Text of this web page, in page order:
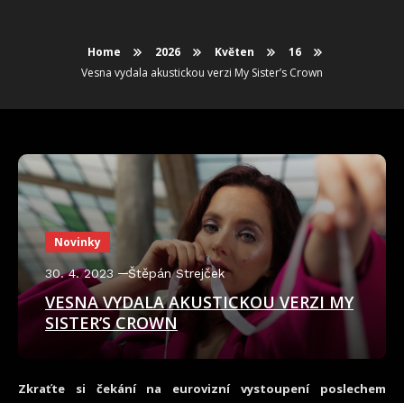
Home 2026 Květen
16
Vesna vydala akustickou verzi My Sister’s Crown
Novinky
30. 4. 2023 Štěpán Strejček
VESNA VYDALA AKUSTICKOU VERZI MY
SISTER’S CROWN
Zkraťte si čekání na eurovizní vystoupení poslechem